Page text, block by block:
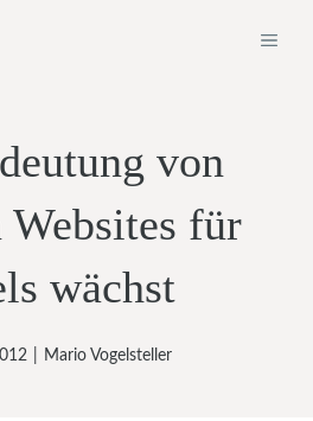
von
für
wächst
Mario Vogelsteller